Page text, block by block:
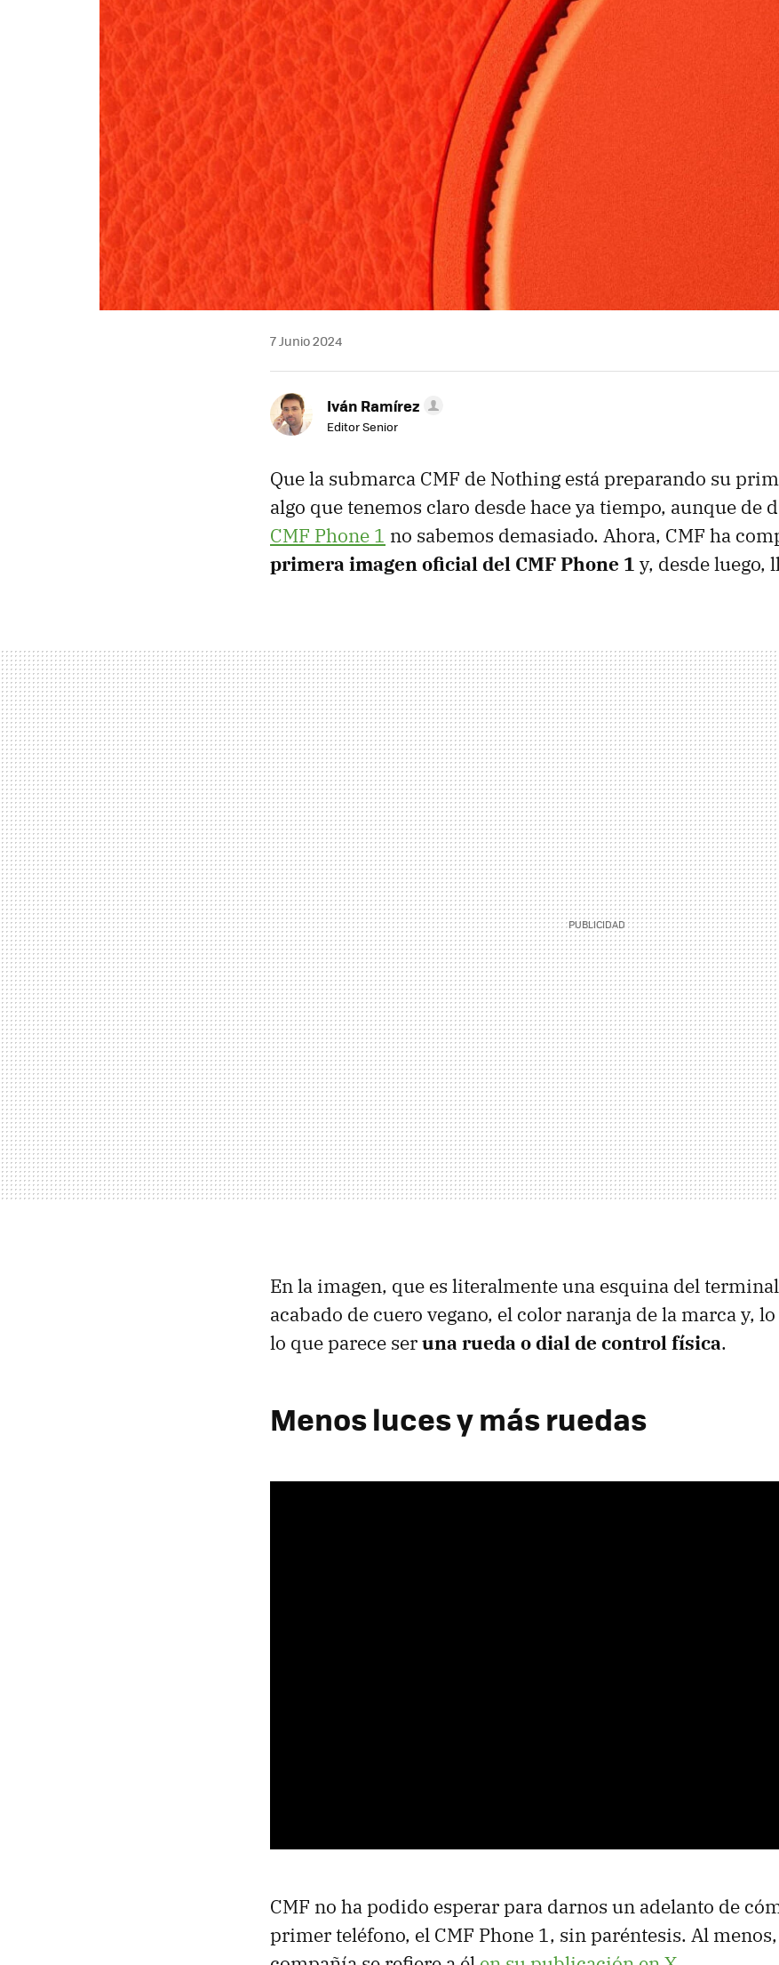
7 Junio 2024
Iván Ramírez
Editor Senior
Que la submarca CMF de Nothing está preparando su
algo que tenemos claro desde hace ya tiempo, aunque de
CMF Phone 1 no sabemos demasiado. Ahora, CMF ha
primera imagen oficial del CMF Phone 1 y, desde luego,
En la imagen, que es literalmente una esquina del
acabado de cuero vegano, el color naranja de la marca y,
lo que parece seruna rueda o dial de control física.
Menos luces y más ruedas
CMF no ha podido esperar para darnos un adelanto de
primer teléfono, el CMF Phone 1, sin paréntesis. Al